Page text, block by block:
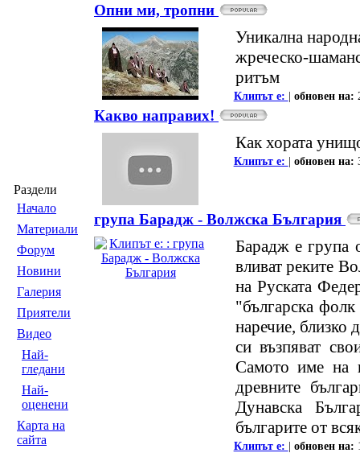
Раздели
Началo
Материали
Форум
Новини
Галерия
Приятели
Видео
Най-
гледани
Най-
оценени
Карта на
сайта
Опни ми, тропни
Уникална
жреческо-
ритъм
Клипът е: | oбновен на:
Какво направих!
Как хората
Клипът е: | oбновен на:
група Барадж - Волжска България
Барадж е група
вливат реките
на Руската
"българска
наречие, близко
си възпяват
Самото име на
древните
Дунавска
българите от
Клипът е: | oбновен на: